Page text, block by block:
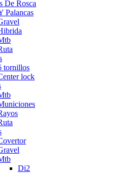
De Rosca
Palancas
tornillos
lock
Di2